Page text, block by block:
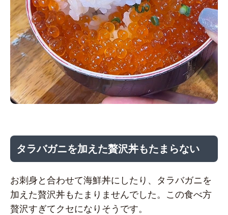
タラバガニを加えた贅沢丼もたまらない
お刺身と合わせて海鮮丼にしたり、タラバガニを
加えた贅沢丼もたまりませんでした。この食べ方
贅沢すぎてクセになりそうです。